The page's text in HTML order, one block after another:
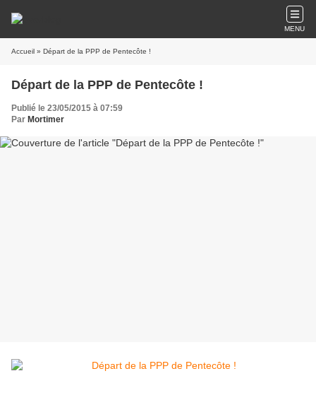
MENU
Accueil » Départ de la PPP de Pentecôte !
Départ de la PPP de Pentecôte !
Publié le 23/05/2015 à 07:59
Par Mortimer